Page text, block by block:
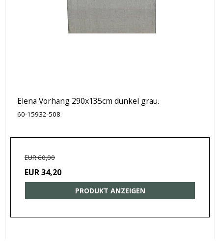
Elena Vorhang 290x135cm dunkel grau.
60-15932-508
EUR 60,00
EUR 34,20
PRODUKT ANZEIGEN